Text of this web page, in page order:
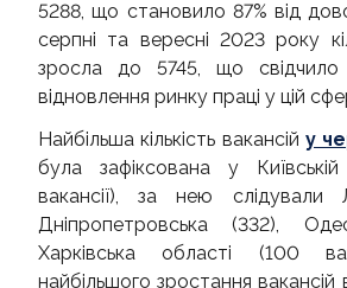
5288, що становило 87% від
серпні та вересні 2023 року
зросла до 5745, що
відновлення ринку праці у цій
Найбільша кількість вакансій у
була зафіксована у
вакансії), за нею слідували
Дніпропетровська (332),
Харківська області (100
найбільшого зростання вакансій